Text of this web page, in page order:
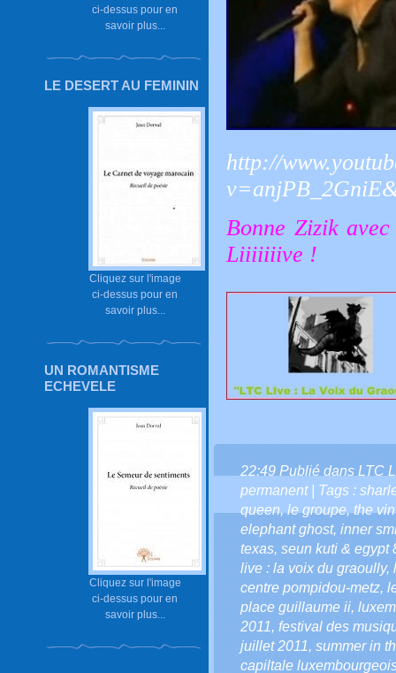
ci-dessus pour en
savoir plus...
LE DESERT AU FEMININ
Cliquez sur l'image
ci-dessus pour en
savoir plus...
UN ROMANTISME
ECHEVELE
Cliquez sur l'image
ci-dessus pour en
savoir plus...
http://
Bonne Zizik
Liiiiiiive !
22:49 Publié dans LTC
permanent| Tags :
queen,le groupe,the
elephant ghost, inner
texas, seun kuti & egypt
live : la voix du graoully,
centre pompidou-metz,
place guillaume ii,
2011, festival des
juillet 2011, summer in
capiltale